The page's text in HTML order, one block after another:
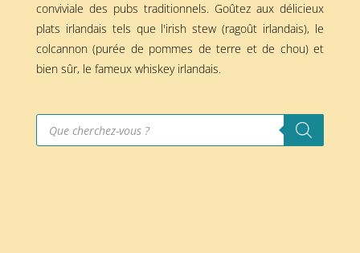
conviviale des pubs traditionnels. Goûtez aux délicieux
plats irlandais tels que l'irish stew (ragoût irlandais), le
colcannon (purée de pommes de terre et de chou) et
bien sûr, le fameux whiskey irlandais.
Recherche
produits